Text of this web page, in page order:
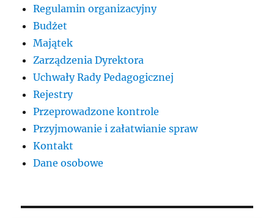
Regulamin organizacyjny
Budżet
Majątek
Zarządzenia Dyrektora
Uchwały Rady Pedagogicznej
Rejestry
Przeprowadzone kontrole
Przyjmowanie i załatwianie spraw
Kontakt
Dane osobowe